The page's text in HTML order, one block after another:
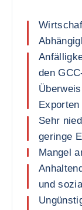
den
Exporten
Sehr
geringe
Mangel
und